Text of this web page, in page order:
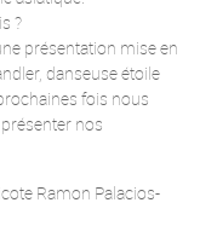
?
présentation mise en
danseuse étoile
fois nous
nos
Ramon Palacios-